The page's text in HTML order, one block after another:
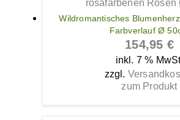
Wildromantisches
Farbverlauf Ø
154,95 €
inkl. 7 %
zzgl.
zum Produkt